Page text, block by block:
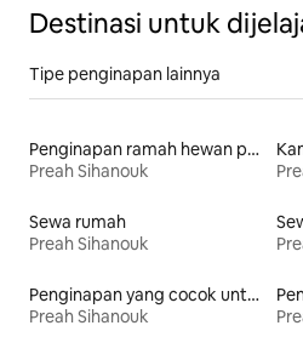
Destinasi untuk
Tipe penginapan lainnya
Penginapan ramah hewan peliharaan
Preah Sihanouk
Sewa rumah
Preah Sihanouk
Penginapan yang cocok untuk keluarga
Preah Sihanouk